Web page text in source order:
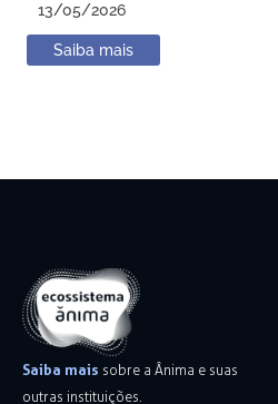
13/05/2026
Saiba mais
Saiba mais sobre a Ânima e suas
outras instituições.